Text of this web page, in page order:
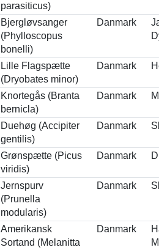
parasiticus)
Bjergløvsanger
(Phylloscopus
bonelli)
Danmark
Lille Flagspætte
(Dryobates minor)
Danmark
Knortegås (Branta
bernicla)
Danmark
Duehøg (Accipiter
gentilis)
Danmark
Grønspætte (Picus
viridis)
Danmark
Jernspurv
(Prunella
modularis)
Danmark
Amerikansk
Sortand (Melanitta
Danmark